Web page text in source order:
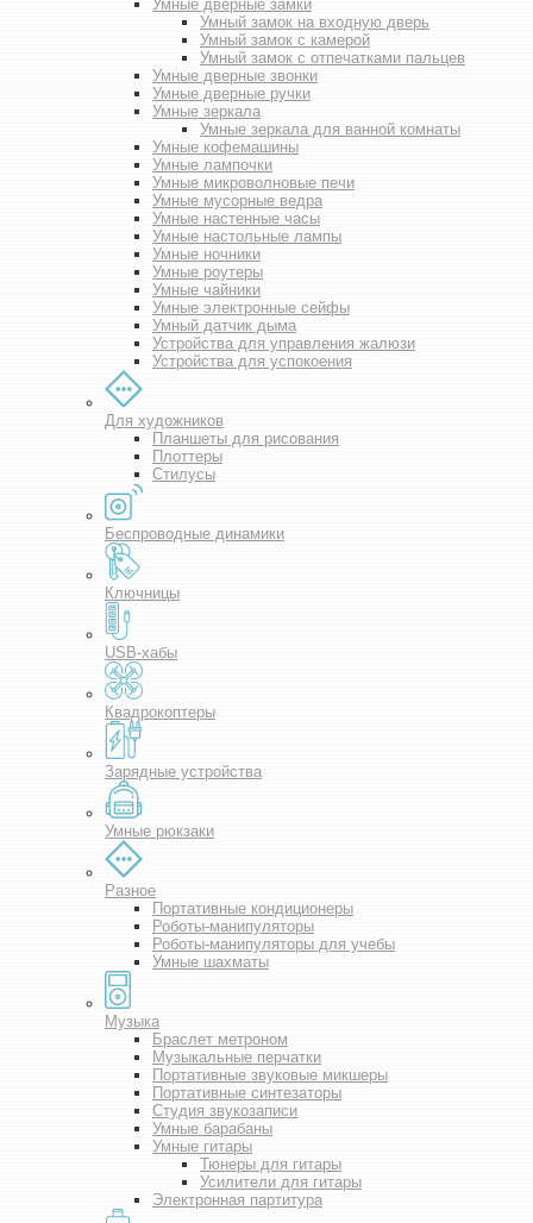
Умные дверные замки
Умный замок на входную дверь
Умный замок с камерой
Умный замок с отпечатками пальцев
Умные дверные звонки
Умные дверные ручки
Умные зеркала
Умные зеркала для ванной комнаты
Умные кофемашины
Умные лампочки
Умные микроволновые печи
Умные мусорные ведра
Умные настенные часы
Умные настольные лампы
Умные ночники
Умные роутеры
Умные чайники
Умные электронные сейфы
Умный датчик дыма
Устройства для управления жалюзи
Устройства для успокоения
Для художников
Планшеты для рисования
Плоттеры
Стилусы
Беспроводные динамики
Ключницы
USB-хабы
Квадрокоптеры
Зарядные устройства
Умные рюкзаки
Разное
Портативные кондиционеры
Роботы-манипуляторы
Роботы-манипуляторы для учебы
Умные шахматы
Музыка
Браслет метроном
Музыкальные перчатки
Портативные звуковые микшеры
Портативные синтезаторы
Студия звукозаписи
Умные барабаны
Умные гитары
Тюнеры для гитары
Усилители для гитары
Электронная партитура